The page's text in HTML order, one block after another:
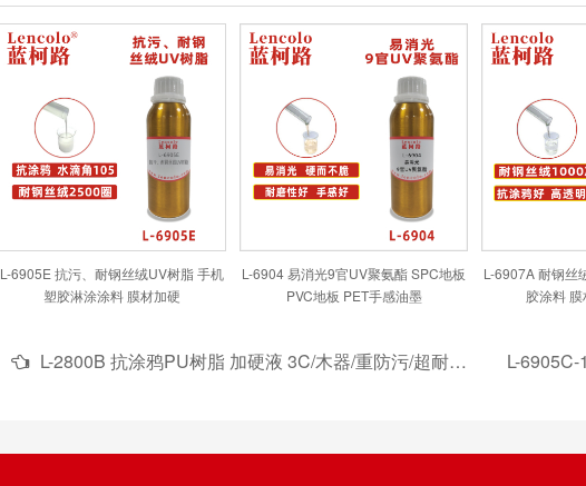
L-6905E 抗污、耐钢丝绒UV树脂 手机
塑胶淋涂涂料 膜材加硬
L-6904 易消光9官UV聚氨酯 SPC地板
PVC地板 PET手感油墨
L-6907A 耐钢丝
胶涂料
L-2800B 抗涂鸦PU树脂 加硬液 3C/木器/重防污/超耐候性涂料